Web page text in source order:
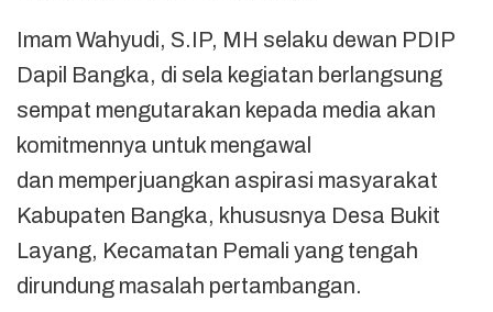
Imam Wahyudi, S.IP, MH selaku dewan PDIP
Dapil Bangka, di sela kegiatan berlangsung
sempat mengutarakan kepada media akan
komitmennya untuk mengawal
dan memperjuangkan aspirasi masyarakat
Kabupaten Bangka, khususnya Desa Bukit
Layang, Kecamatan Pemali yang tengah
dirundung masalah pertambangan.